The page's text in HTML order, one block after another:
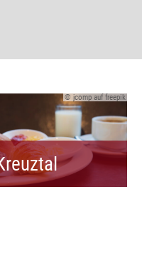
© jcomp auf freepik